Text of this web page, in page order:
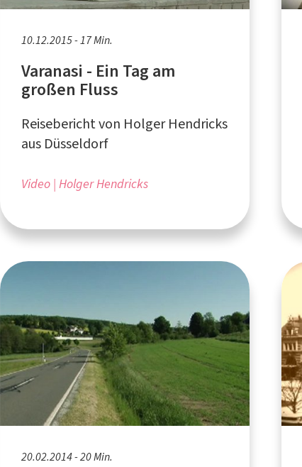
10.12.2015 - 17 Min.
Varanasi - Ein Tag am
großen Fluss
Reisebericht von Holger Hendricks
aus Düsseldorf
Video Holger Hendricks
20.02.2014 - 20 Min.